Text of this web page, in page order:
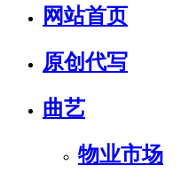
网站首页
原创代写
曲艺
物业市场